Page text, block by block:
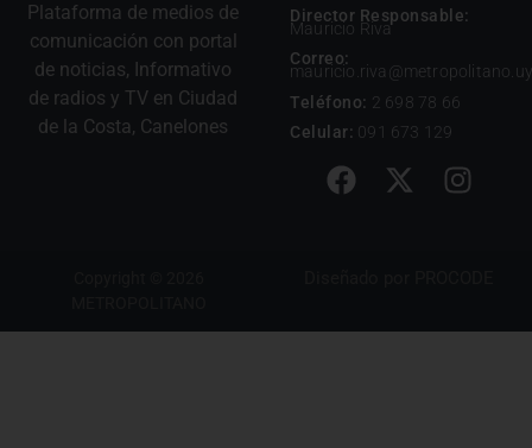
Plataforma de medios de
comunicación con portal
de noticias, Informativo
de radios y TV en Ciudad
de la Costa, Canelones
Director Responsable:
Mauricio Riva
Correo:
mauricio.riva@metropolitano.uy
Teléfono: 2 698 78 66
Celular: 091 673 129